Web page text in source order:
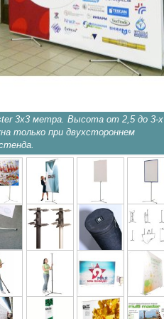
3х3 метра. Высота от 2,5 до 3-х
только при двухстороннем